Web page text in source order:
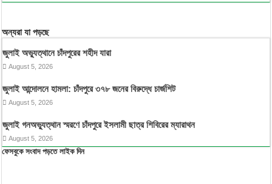
অন্যরা যা পড়ছে
জুলাই অভ্যুত্থানে চাঁদপুরের শহীদ যারা
August 5, 2026
জুলাই আন্দোলনে হামলা: চাঁদপুরে ৩৭৮ জনের বিরুদ্ধে চার্জশিট
August 5, 2026
জুলাই গনঅভ্যুত্থান স্মরণে চাঁদপুরে ইসলামী ছাত্র শিবিরের ম্যারাথন
August 5, 2026
ফেসবুকে সংবাদ পড়তে লাইক দিন